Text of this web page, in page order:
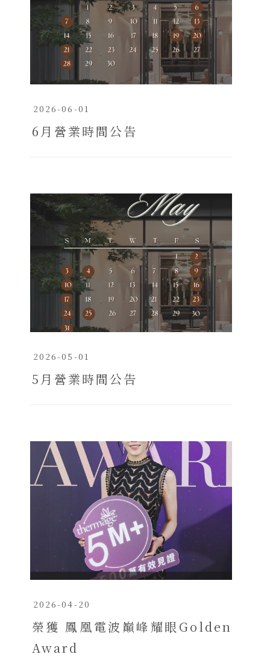
2026-06-01
6月營業時間公告
2026-05-01
5月營業時間公告
2026-04-20
榮獲 鳳凰電波巔峰耀眼Golden
Award